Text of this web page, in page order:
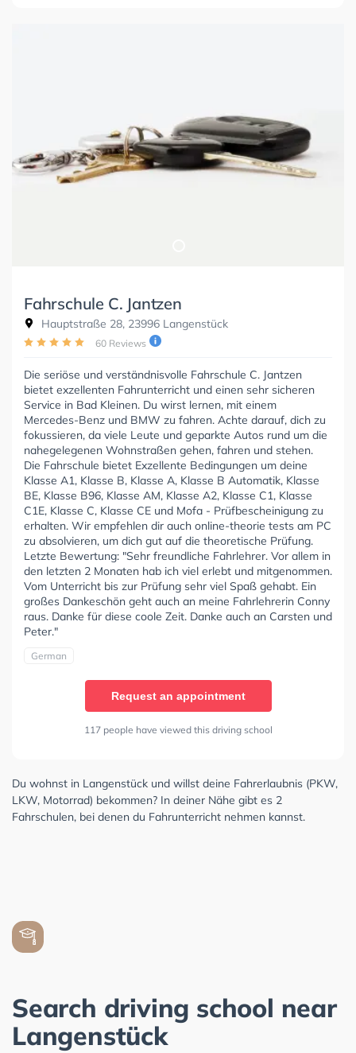
Fahrschule C. Jantzen
Hauptstraße 28, 23996 Langenstück
60 Reviews
Die seriöse und verständnisvolle Fahrschule C. Jantzen
bietet exzellenten Fahrunterricht und einen sehr sicheren
Service in Bad Kleinen. Du wirst lernen, mit einem
Mercedes-Benz und BMW zu fahren. Achte darauf, dich zu
fokussieren, da viele Leute und geparkte Autos rund um die
nahegelegenen Wohnstraßen gehen, fahren und stehen.
Die Fahrschule bietet Exzellente Bedingungen um deine
Klasse A1, Klasse B, Klasse A, Klasse B Automatik, Klasse
BE, Klasse B96, Klasse AM, Klasse A2, Klasse C1, Klasse
C1E, Klasse C, Klasse CE und Mofa - Prüfbescheinigung zu
erhalten. Wir empfehlen dir auch online-theorie tests am PC
zu absolvieren, um dich gut auf die theoretische Prüfung.
Letzte Bewertung: "Sehr freundliche Fahrlehrer. Vor allem in
den letzten 2 Monaten hab ich viel erlebt und mitgenommen.
Vom Unterricht bis zur Prüfung sehr viel Spaß gehabt. Ein
großes Dankeschön geht auch an meine Fahrlehrerin Conny
raus. Danke für diese coole Zeit. Danke auch an Carsten und
Peter."
German
Request an appointment
117 people have viewed this driving school
Du wohnst in Langenstück und willst deine Fahrerlaubnis (PKW,
LKW, Motorrad) bekommen? In deiner Nähe gibt es 2
Fahrschulen, bei denen du Fahrunterricht nehmen kannst.
Search driving school near
Langenstück